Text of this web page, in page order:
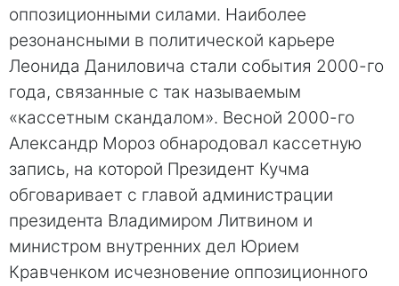
оппозиционными силами. Наиболее
резонансными в политической карьере
Леонида Даниловича стали события 2000-го
года, связанные с так называемым
«кассетным скандалом». Весной 2000-го
Александр Мороз обнародовал кассетную
запись, на которой Президент Кучма
обговаривает с главой администрации
президента Владимиром Литвином и
министром внутренних дел Юрием
Кравченком исчезновение оппозиционного